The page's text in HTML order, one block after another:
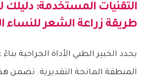
التقنيات المستخدمة: دليلك
طريقة زراعة الشعر للنساء
يحدد الخبير الطبي الأداة الجراحية
المنطقة المانحة التقديرية. تضمن